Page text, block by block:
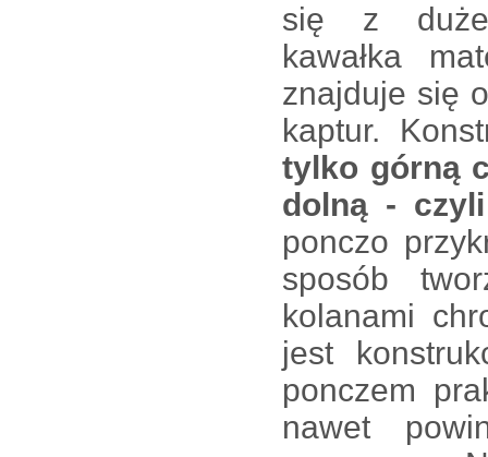
się z
kawałka
znajduje się
kaptur.
tylko górną
dolną -
ponczo
sposób
kolanami
jest
ponczem
nawet